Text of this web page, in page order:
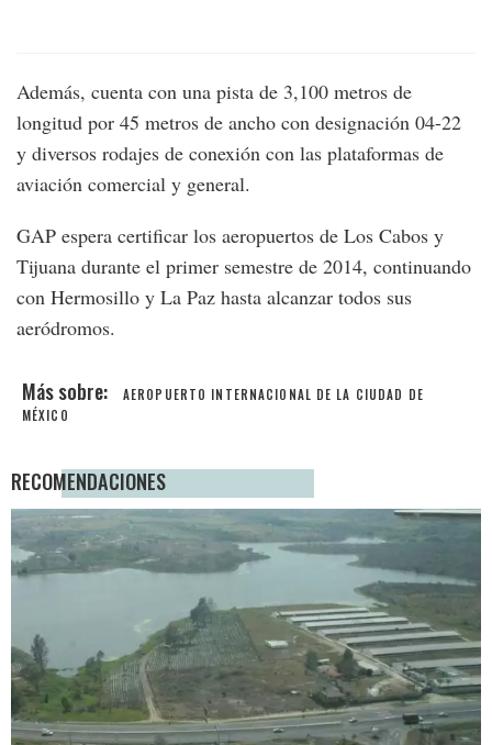
Además, cuenta con una pista de 3,100 metros de
longitud por 45 metros de ancho con designación 04-22
y diversos rodajes de conexión con las plataformas de
aviación comercial y general.
GAP espera certificar los aeropuertos de Los Cabos y
Tijuana durante el primer semestre de 2014, continuando
con Hermosillo y La Paz hasta alcanzar todos sus
aeródromos.
AEROPUERTO INTERNACIONAL DE LA CIUDAD DE
MÉXICO
RECOMENDACIONES